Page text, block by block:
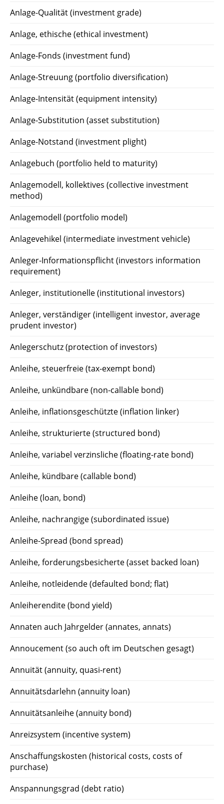
Anlage-Qualität (investment grade)
Anlage, ethische (ethical investment)
Anlage-Fonds (investment fund)
Anlage-Streuung (portfolio diversification)
Anlage-Intensität (equipment intensity)
Anlage-Substitution (asset substitution)
Anlage-Notstand (investment plight)
Anlagebuch (portfolio held to maturity)
Anlagemodell, kollektives (collective investment
method)
Anlagemodell (portfolio model)
Anlagevehikel (intermediate investment vehicle)
Anleger-Informationspflicht (investors information
requirement)
Anleger, institutionelle (institutional investors)
Anleger, verständiger (intelligent investor, average
prudent investor)
Anlegerschutz (protection of investors)
Anleihe, steuerfreie (tax-exempt bond)
Anleihe, unkündbare (non-callable bond)
Anleihe, inflationsgeschützte (inflation linker)
Anleihe, strukturierte (structured bond)
Anleihe, variabel verzinsliche (floating-rate bond)
Anleihe, kündbare (callable bond)
Anleihe (loan, bond)
Anleihe, nachrangige (subordinated issue)
Anleihe-Spread (bond spread)
Anleihe, forderungsbesicherte (asset backed loan)
Anleihe, notleidende (defaulted bond; flat)
Anleiherendite (bond yield)
Annaten auch Jahrgelder (annates, annats)
Annoucement (so auch oft im Deutschen gesagt)
Annuität (annuity, quasi-rent)
Annuitätsdarlehn (annuity loan)
Annuitätsanleihe (annuity bond)
Anreizsystem (incentive system)
Anschaffungskosten (historical costs, costs of
purchase)
Anspannungsgrad (debt ratio)